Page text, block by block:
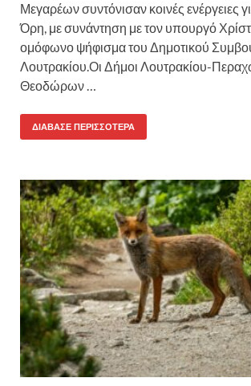
Μεγαρέων συντόνισαν κοινές ενέργειες
Όρη, με συνάντηση με τον υπουργό
ομόφωνο ψήφισμα του Δημοτικού
Λουτρακίου.Οι Δήμοι Λουτρακίου-
Θεοδώρων …
ΔΙΆΒΑΣΕ ΠΕΡΙΣΣΌΤΕΡΑ